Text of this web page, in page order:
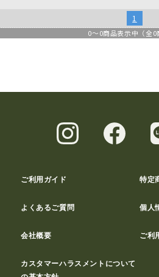
1
0～0商品表示中（全0
ご利用ガイド 特定
よくあるご質問 個人
会社概要 ご利
カスタマーハラスメントについて